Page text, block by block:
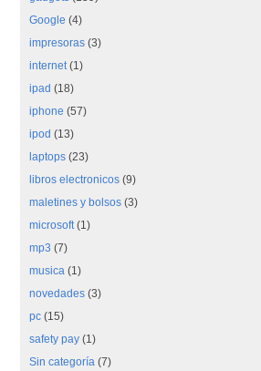
Google (4)
impresoras (3)
internet(1)
ipad (18)
iphone (57)
ipod (13)
laptops (23)
libros electronicos (9)
maletines y bolsos (3)
microsoft(1)
mp3 (7)
musica (1)
novedades (3)
pc (15)
safety pay (1)
Sin categoría (7)